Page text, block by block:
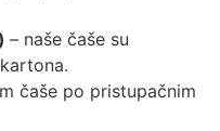
– naše čaše su
čaše po pristupačnim